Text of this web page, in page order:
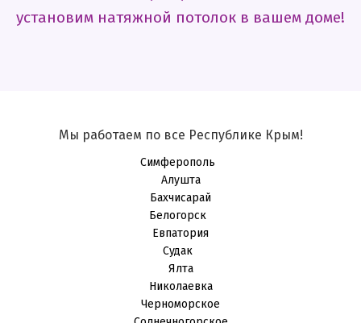
установим натяжной потолок в вашем доме!
Мы работаем по все Республике Крым!
Симферополь
Алушта
Бахчисарай
Белогорск
Евпатория
Судак
Ялта
Николаевка
Черноморское